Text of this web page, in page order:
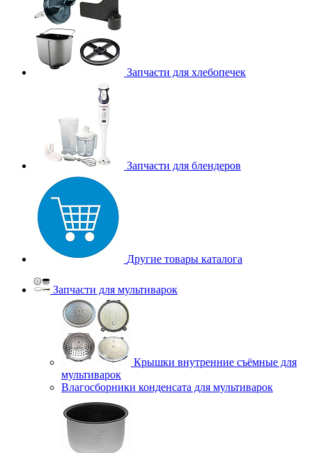
Запчасти для хлебопечек
Запчасти для блендеров
Другие товары каталога
Запчасти для мультиварок
Крышки внутренние съёмные для
мультиварок
Влагосборники конденсата для мультиварок